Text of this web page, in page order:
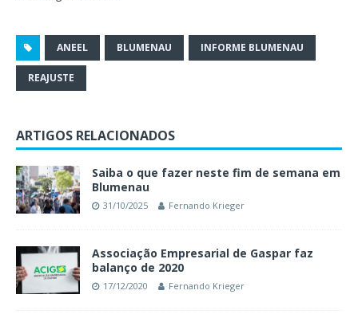
ANEEL BLUMENAU INFORME BLUMENAU
REAJUSTE
ARTIGOS RELACIONADOS
Saiba o que fazer neste fim de semana em
Blumenau
31/10/2025 Fernando Krieger
Associação Empresarial de Gaspar faz
balanço de 2020
17/12/2020 Fernando Krieger